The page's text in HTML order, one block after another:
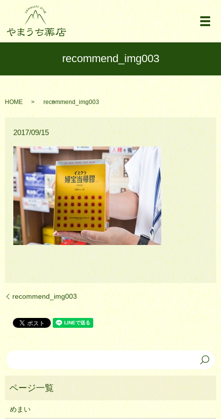
メ
recommend_img003
HOME recommend_img003
2017/09/15
recommend_img003
めまい